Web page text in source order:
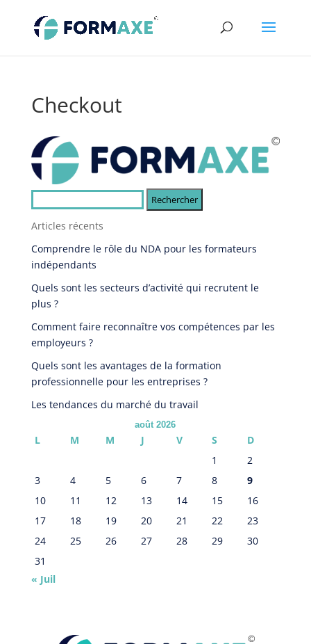
Checkout
Rechercher :
Articles récents
Comprendre le rôle du NDA pour les formateurs
indépendants
Quels sont les secteurs d’activité qui recrutent le
plus ?
Comment faire reconnaître vos compétences par les
employeurs ?
Quels sont les avantages de la formation
professionnelle pour les entreprises ?
Les tendances du marché du travail
août 2026
L M M J V S
D
1
2
3
4 5 6 7 8
9
10
11 12 13 14 15
16
17
18 19 20 21 22
23
24
25 26 27 28 29
30
31
« Juil